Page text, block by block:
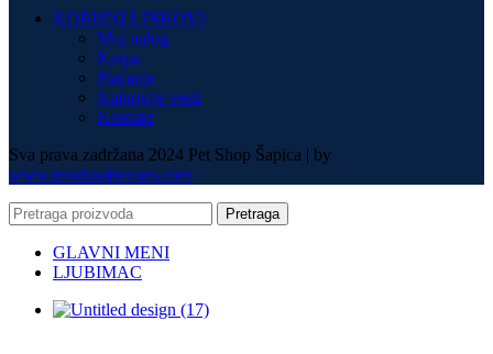
KORISNI LINKOVI
Moj nalog
Korpa
Plaćanje
Najnovije vesti
Kontakt
Sva prava zadržana 2024 Pet Shop Šapica | by
www.izradasajtovans.com
Pretraga
GLAVNI MENI
LJUBIMAC